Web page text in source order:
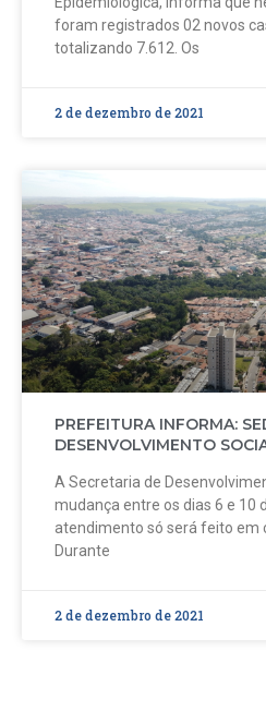
foram registrados 02 novos
totalizando 7.612. Os
2 de dezembro de 2021
PREFEITURA INFORMA:
DESENVOLVIMENTO
A Secretaria de
mudança entre os dias 6 e 10
atendimento só será feito em
Durante
2 de dezembro de 2021